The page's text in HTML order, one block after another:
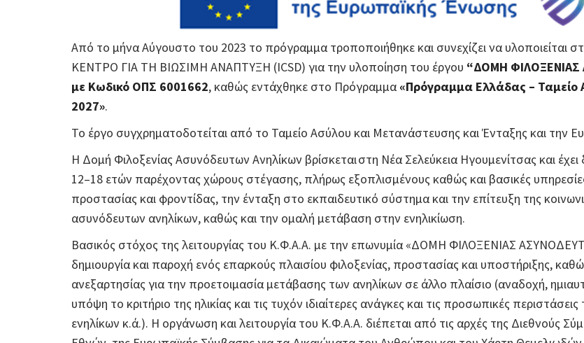
Από το μήνα Αύγουστο του 2023 το πρόγραμμα τροποποιήθηκε και συνεχίζει να υλοποιείται
ΚΕΝΤΡΟ ΓΙΑ ΤΗ ΒΙΩΣΙΜΗ ΑΝΑΠΤΥΞΗ (ICSD) για την υλοποίηση του έργου “ΔΟΜΗ
με Κωδικό ΟΠΣ 6001662, καθώς εντάχθηκε στο Πρόγραμμα«Πρόγραμμα Ελλάδας –
2027».
Το έργο συγχρηματοδοτείται από το Ταμείο Ασύλου και Μετανάστευσης και Ένταξης και την
Η Δομή Φιλοξενίας Ασυνόδευτων Ανηλίκων βρίσκεται στη Νέα Σελεύκεια Ηγουμενίτσας και
12–18 ετών παρέχοντας χώρους στέγασης, πλήρως εξοπλισμένους καθώς και βασικές
προστασίας και φροντίδας, την ένταξη στο εκπαιδευτικό σύστημα και την επίτευξη της
ασυνόδευτων ανηλίκων, καθώς και την ομαλή μετάβαση στην ενηλικίωση.
Βασικός στόχος της λειτουργίας του Κ.Φ.Α.Α. με την επωνυμία «ΔΟΜΗ ΦΙΛΟΞΕΝΙΑΣ
δημιουργία και παροχή ενός επαρκούς πλαισίου φιλοξενίας, προστασίας και υποστήριξης,
ανεξαρτησίας για την προετοιμασία μετάβασης των ανηλίκων σε άλλο πλαίσιο (αναδοχή,
υπόψη το κριτήριο της ηλικίας και τις τυχόν ιδιαίτερες ανάγκες και τις προσωπικές
ενηλίκων κ.ά.). Η οργάνωση και λειτουργία του Κ.Φ.Α.Α. διέπεται από τις αρχές της Διεθνούς